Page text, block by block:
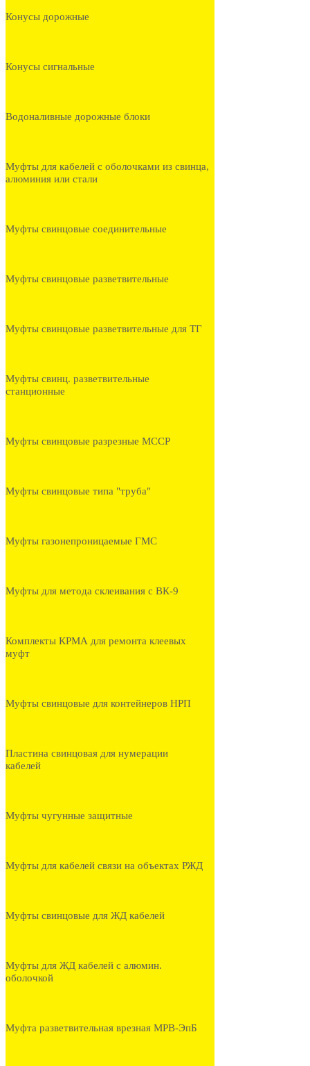
Конусы дорожные
Конусы сигнальные
Водоналивные дорожные блоки
Муфты для кабелей с оболочками из свинца,
алюминия или стали
Муфты свинцовые соединительные
Муфты свинцовые разветвительные
Муфты свинцовые разветвительные для ТГ
Муфты свинц. разветвительные
станционные
Муфты свинцовые разрезные МССР
Муфты свинцовые типа "труба"
Муфты газонепроницаемые ГМС
Муфты для метода склеивания с ВК-9
Комплекты КРМА для ремонта клеевых
муфт
Муфты свинцовые для контейнеров НРП
Пластина свинцовая для нумерации
кабелей
Муфты чугунные защитные
Муфты для кабелей связи на объектах РЖД
Муфты свинцовые для ЖД кабелей
Муфты для ЖД кабелей с алюмин.
оболочкой
Муфта разветвительная врезная МРВ-ЭпБ